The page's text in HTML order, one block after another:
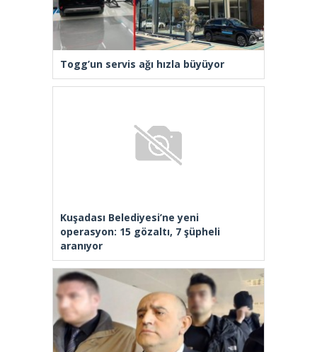
Togg’un servis ağı hızla büyüyor
Kuşadası Belediyesi’ne yeni
operasyon: 15 gözaltı, 7 şüpheli
aranıyor